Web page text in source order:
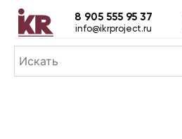
8 905 555 95 37
info@ikrproject.ru